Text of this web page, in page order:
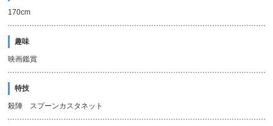
170cm
趣味
映画鑑賞
特技
殺陣 スプーンカスタネット